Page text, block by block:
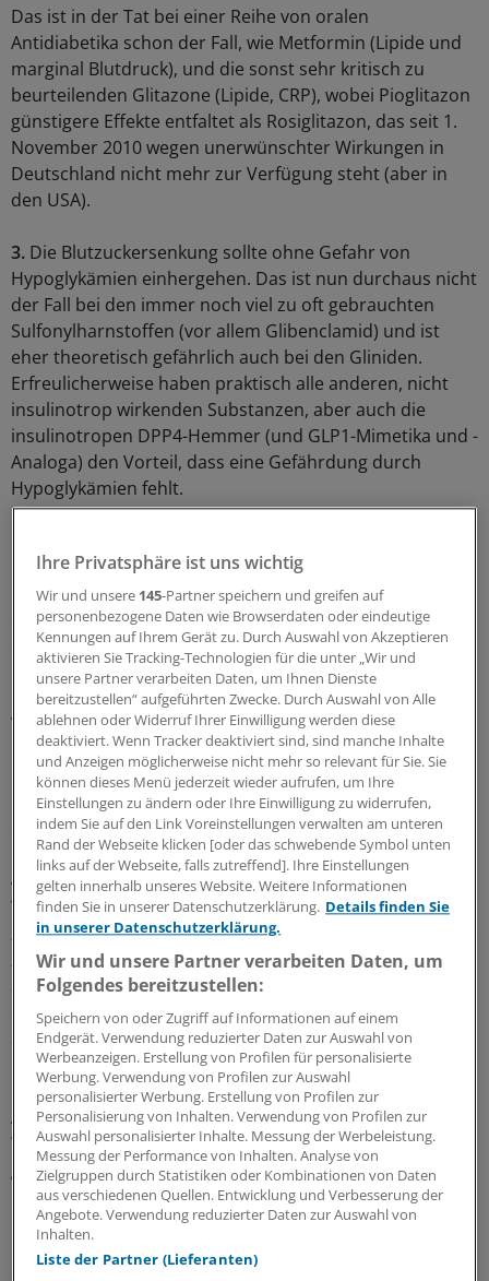
Das ist in der Tat bei einer Reihe von oralen
Antidiabetika schon der Fall, wie Metformin (Lipide und
marginal Blutdruck), und die sonst sehr kritisch zu
beurteilenden Glitazone (Lipide, CRP), wobei Pioglitazon
günstigere Effekte entfaltet als Rosiglitazon, das seit 1.
November 2010 wegen unerwünschter Wirkungen in
Deutschland nicht mehr zur Verfügung steht (aber in
den USA).
3. Die Blutzuckersenkung sollte ohne Gefahr von
Hypoglykämien einhergehen. Das ist nun durchaus nicht
der Fall bei den immer noch viel zu oft gebrauchten
Sulfonylharnstoffen (vor allem Glibenclamid) und ist
eher theoretisch gefährlich auch bei den Gliniden.
Erfreulicherweise haben praktisch alle anderen, nicht
insulinotrop wirkenden Substanzen, aber auch die
insulinotropen DPP4-Hemmer (und GLP1-Mimetika und -
Analoga) den Vorteil, dass eine Gefährdung durch
Hypoglykämien fehlt.
letzten Jahren belegt haben, dass schwerere
Hypoglykämien mit einer vermehrten kardiovaskulären
Sterberate und mit einer Neigung zu Demenz
einhergehen:
Große amerikanische Studien (ACCORD, ADVANCE,
VADT) berichteten über die kardiovaskuläre
Übersterblichkeit nach Hypoglykämien, während die
Untersuchungen von Whitmer eine doppelte
Demenzrate nach nur drei schweren Hypoglykämien in
der Anamnese aufzeigte: "Herz und Hirn hassen Hypos".
4.
Natürlich sollte die akute Toxikologie im
Tierexperiment und bei Menschen voll
zufriedenstellende Ergebnisse mit sich bringen. Das hieß
zum Beispiel vor Jahren, dass dies wegen schwerer
allergotoxischer Erscheinungen nicht für den
Sulfonylharnstoff Carbutamid der Fall war und dass dies
auch für das hepatotoxische Metahexamid (in der
klinischen Prüfung) ebenfalls nicht galt.
Auch sollten unerwünschte Wirkungen wie
Wassereinlagerungen bei Glitazonen sowie
gastrointestinale unerwünschte Wirkungen bei
Überdosierung von Acarbose oder auch Metformin nach
Möglichkeit bei Neuentwicklungen vermieden werden.
Natürlich soll auch die Prüfung der chronischen
Ihre Privatsphäre ist uns wichtig
Wir und unsere 145-Partner speichern und greifen auf
personenbezogene Daten wie Browserdaten oder eindeutige
Kennungen auf Ihrem Gerät zu. Durch Auswahl von Akzeptieren
aktivieren Sie Tracking-Technologien für die unter „Wir und
unsere Partner verarbeiten Daten, um Ihnen Dienste
bereitzustellen“ aufgeführten Zwecke. Durch Auswahl von Alle
ablehnen oder Widerruf Ihrer Einwilligung werden diese
deaktiviert. Wenn Tracker deaktiviert sind, sind manche Inhalte
und Anzeigen möglicherweise nicht mehr so relevant für Sie. Sie
können dieses Menü jederzeit wieder aufrufen, um Ihre
Einstellungen zu ändern oder Ihre Einwilligung zu widerrufen,
indem Sie auf den Link Voreinstellungen verwalten am unteren
Rand der Webseite klicken [oder das schwebende Symbol unten
links auf der Webseite, falls zutreffend]. Ihre Einstellungen
gelten innerhalb unseres Website. Weitere Informationen
finden Sie in unserer Datenschutzerklärung. Details finden Sie
in unserer Datenschutzerklärung.
Wir und unsere Partner verarbeiten Daten, um
Folgendes bereitzustellen:
Speichern von oder Zugriff auf Informationen auf einem
Endgerät. Verwendung reduzierter Daten zur Auswahl von
Werbeanzeigen. Erstellung von Profilen für personalisierte
Werbung. Verwendung von Profilen zur Auswahl
personalisierter Werbung. Erstellung von Profilen zur
Personalisierung von Inhalten. Verwendung von Profilen zur
Auswahl personalisierter Inhalte. Messung der Werbeleistung.
Messung der Performance von Inhalten. Analyse von
Zielgruppen durch Statistiken oder Kombinationen von Daten
aus verschiedenen Quellen. Entwicklung und Verbesserung der
Angebote. Verwendung reduzierter Daten zur Auswahl von
Inhalten.
Liste der Partner (Lieferanten)